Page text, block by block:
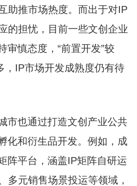
助推市场热度。而出于对IP
的担忧，目前一些文创企业
审慎态度，“前置开发”较
，IP市场开发成熟度仍有待
市也通过打造文创产业公共
化和衍生品开发。例如，成
阵平台，涵盖IP矩阵自研运
多元销售场景投运等领域，